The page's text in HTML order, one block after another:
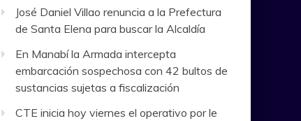
José Daniel Villao renuncia a la Prefectura
de Santa Elena para buscar la Alcaldía
En Manabí la Armada intercepta
embarcación sospechosa con 42 bultos de
sustancias sujetas a fiscalización
CTE inicia hoy viernes el operativo por le